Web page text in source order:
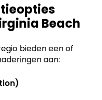
Beach
bieden een of
aan: